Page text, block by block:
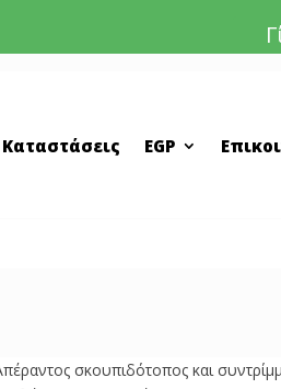
EGP